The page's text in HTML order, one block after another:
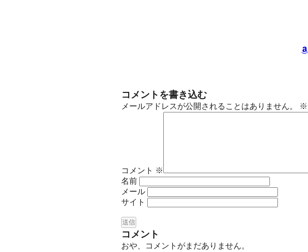
コメントを書き込む
メールアドレスが公開されることはありません。 ※
コメント ※
名前
メール
サイト
コメント
おや、コメントがまだありません。